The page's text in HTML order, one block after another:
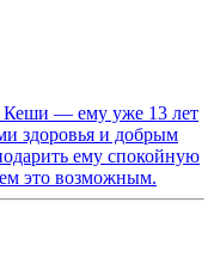
Кеши — ему уже 13 лет
здоровья и добрым
ему спокойную
это возможным.